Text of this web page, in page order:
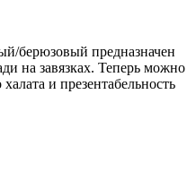
берюзовый предназначен
на завязках. Теперь можно
и презентабельность